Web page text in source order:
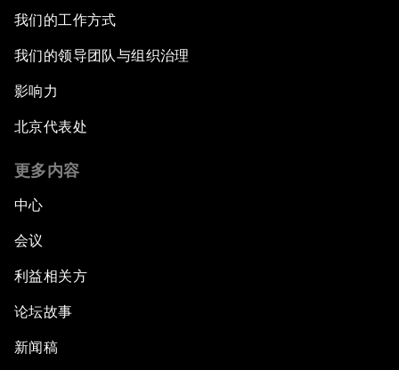
我们的工作方式
我们的领导团队与组织治理
影响力
北京代表处
更多内容
中心
会议
利益相关方
论坛故事
新闻稿